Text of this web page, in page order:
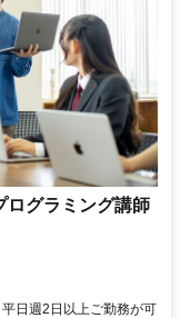
グラミング講師
日週2日以上ご勤務が可